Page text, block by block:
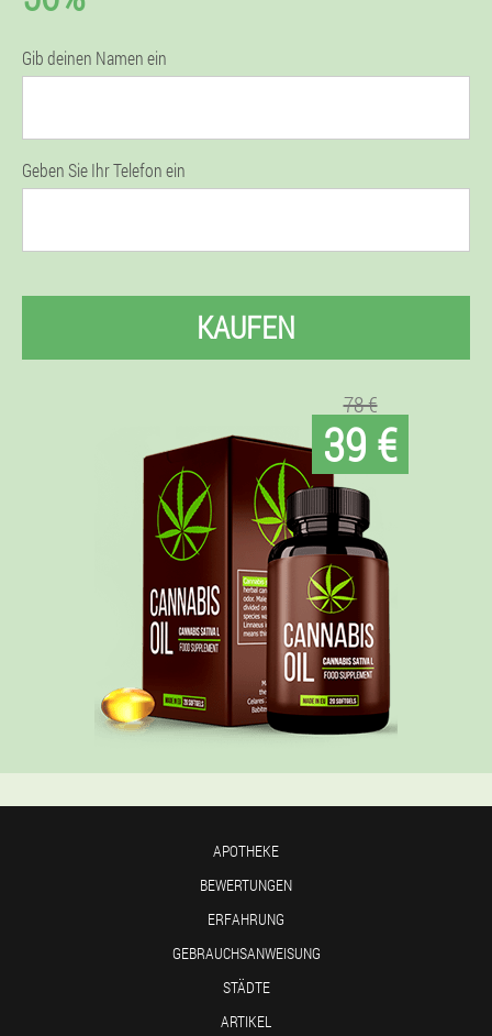
Gib deinen Namen ein
Geben Sie Ihr Telefon ein
KAUFEN
78 €
39 €
APOTHEKE
BEWERTUNGEN
ERFAHRUNG
GEBRAUCHSANWEISUNG
STÄDTE
ARTIKEL